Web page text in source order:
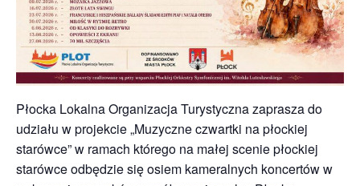
Płocka Lokalna Organizacja Turystyczna zaprasza do
udziału w projekcie „Muzyczne czwartki na płockiej
starówce” w ramach którego na małej scenie płockiej
starówce odbędzie się osiem kameralnych koncertów w